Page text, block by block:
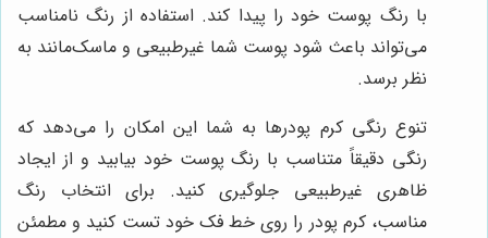
با رنگ پوست خود را پیدا کند. استفاده از رنگ نامناسب
می‌تواند باعث شود پوست شما غیرطبیعی و ماسک‌مانند به
نظر برسد.
تنوع رنگی کرم پودرها به شما این امکان را می‌دهد که
رنگی دقیقاً متناسب با رنگ پوست خود بیابید و از ایجاد
ظاهری غیرطبیعی جلوگیری کنید. برای انتخاب رنگ
مناسب، کرم پودر را روی خط فک خود تست کنید و مطمئن